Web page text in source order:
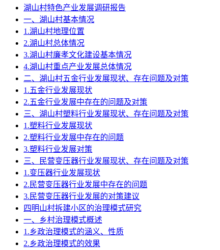
湖山村特色产业发展调研报告
一、湖山村基本情况
1.湖山村地理位置
2.湖山村总体情况
3.湖山村廉孝文化建设基本情况
4.湖山村重点产业发展总体情况
二、湖山村五金行业发展现状、存在问题及对策
1.五金行业发展现状
2.五金行业发展中存在的问题及对策
三、湖山村塑料行业发展现状、存在问题及对策
1.塑料行业发展现状
2.塑料行业发展中存在的问题
3.塑料行业发展对策
三、民营变压器行业发展现状、存在问题及对策
1.变压器行业发展现状
2.民营变压器行业发展中存在的问题
3.民营变压器行业发展的对策建议
四明山村拆建小区的治理模式研究
一、乡村治理模式概述
1.乡政治理模式的涵义、性质
2.乡政治理模式的效果